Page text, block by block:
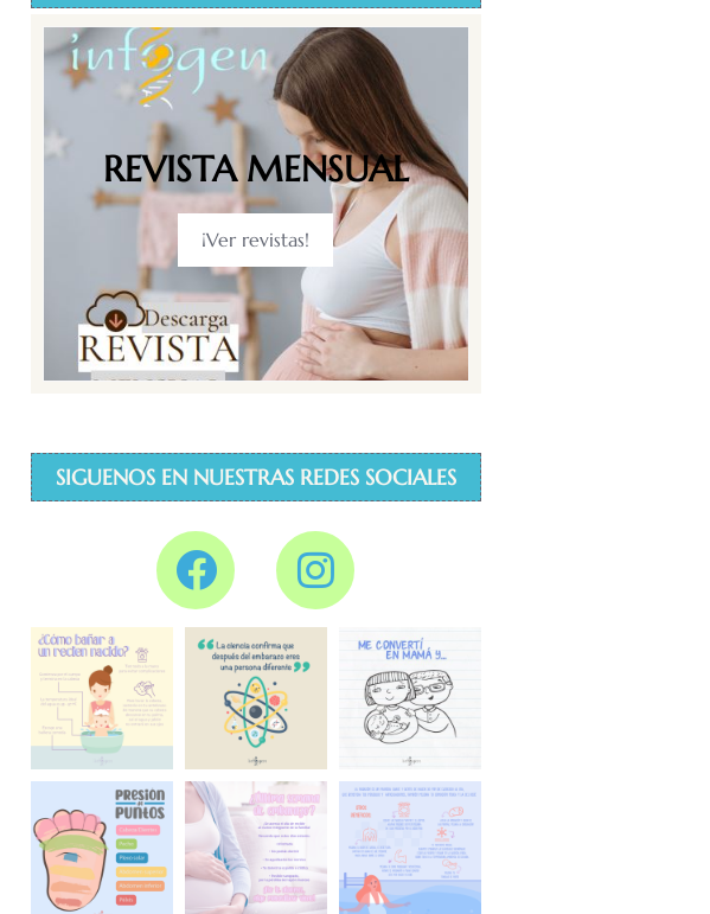
REVISTA MENSUAL
¡Ver revistas!
SIGUENOS EN NUESTRAS REDES SOCIALES